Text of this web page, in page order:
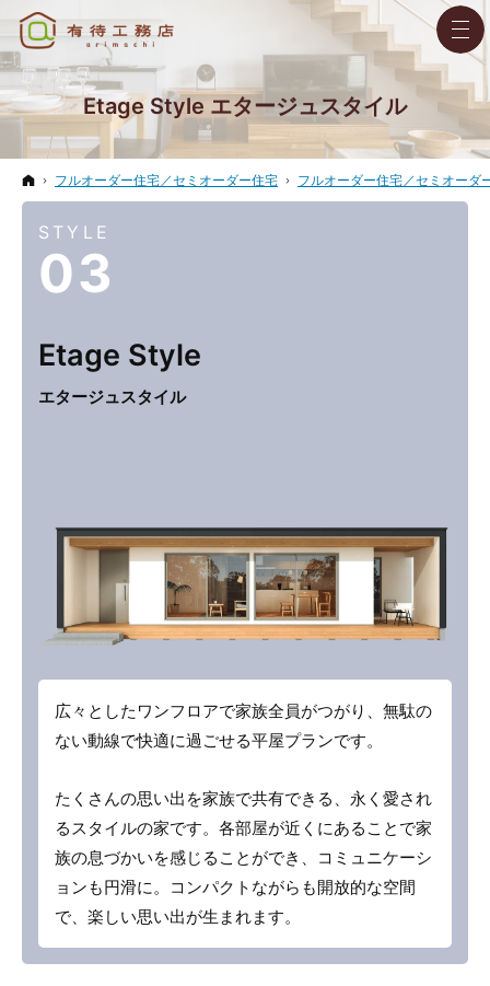
Etage Style エタージュスタイル
ホーム
フルオーダー住宅／セミオーダー住宅 フルオーダー住宅／セミオーダ
STYLE
03
Etage Style
エタージュスタイル
広々としたワンフロアで家族全員がつがり、無駄の
ない動線で快適に過ごせる平屋プランです。
たくさんの思い出を家族で共有できる、永く愛され
るスタイルの家です。各部屋が近くにあることで家
族の息づかいを感じることができ、コミュニケーシ
ョンも円滑に。コンパクトながらも開放的な空間
で、楽しい思い出が生まれます。